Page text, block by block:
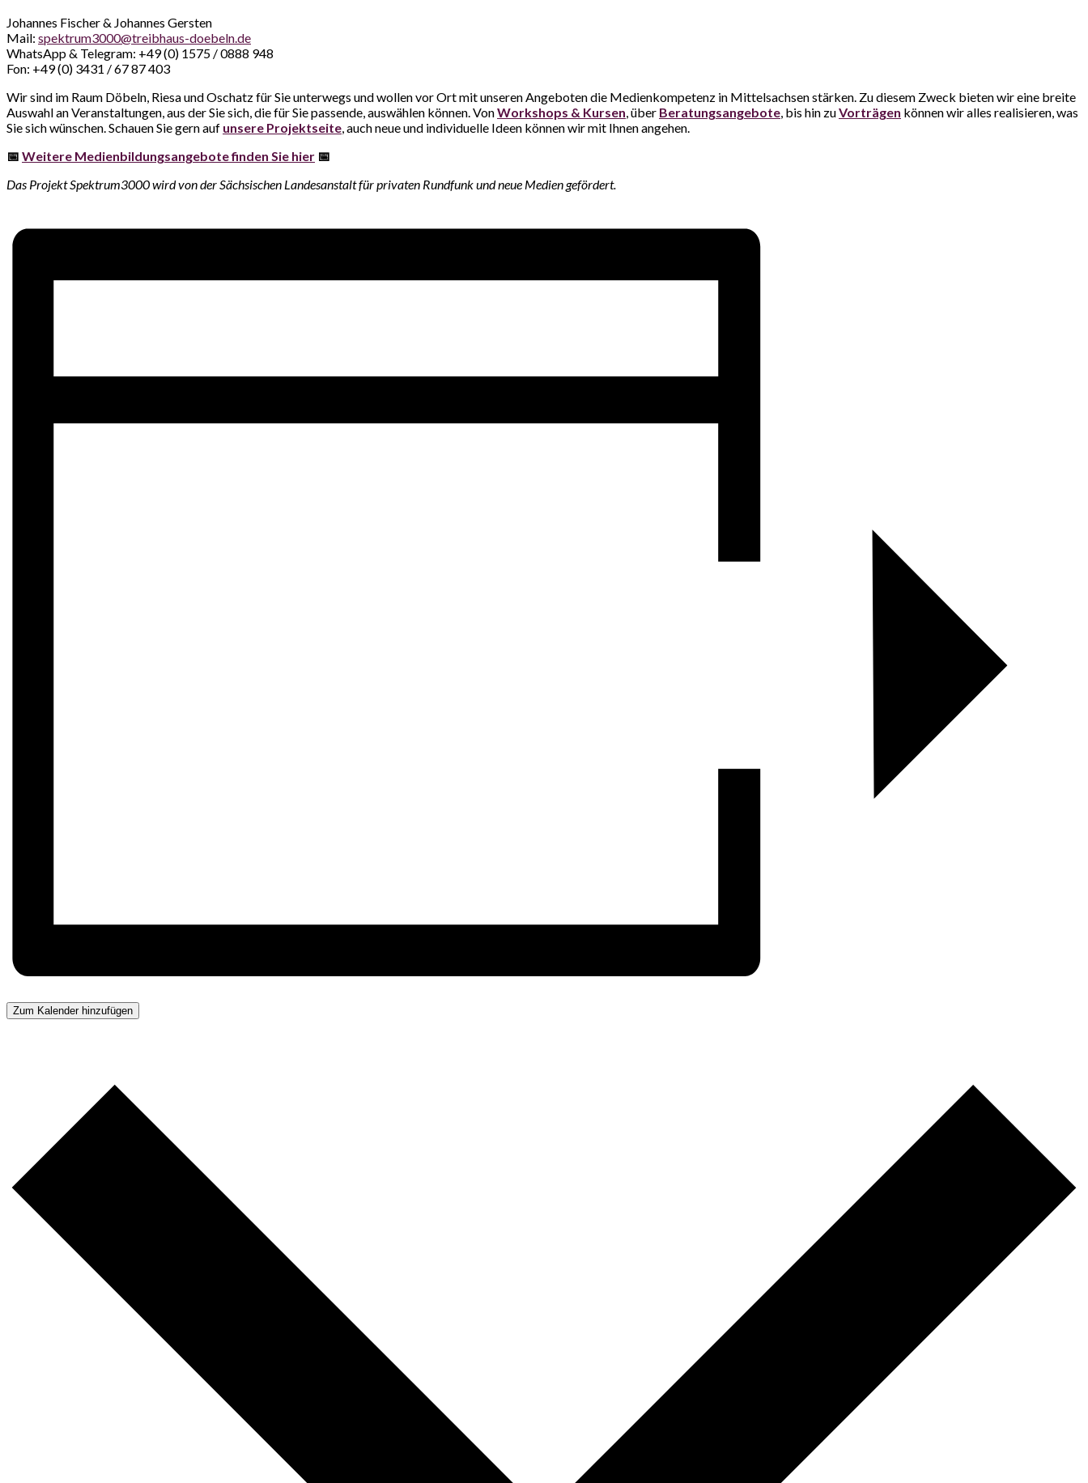
Johannes Fischer & Johannes Gersten
Mail: spektrum3000@treibhaus-doebeln.de
WhatsApp & Telegram: +49 (0) 1575 / 0888 948
Fon: +49 (0) 3431 / 67 87 403
Wir sind im Raum Döbeln, Riesa und Oschatz für Sie unterwegs und wollen vor Ort mit unseren Angeboten die Medienkompetenz in Mittelsachsen stärken. Zu diesem Zweck bieten wir eine breite
Auswahl an Veranstaltungen, aus der Sie sich, die für Sie passende, auswählen können. VonWorkshops & Kursen , über Beratungsangebote , bis hin zuVorträgen können wir alles realisieren, was
Sie sich wünschen. Schauen Sie gern auf unsere Projektseite , auch neue und individuelle Ideen können wir mit Ihnen angehen.
📅 Weitere Medienbildungsangebote finden Sie hier 📅
Das Projekt Spektrum3000 wird von der Sächsischen Landesanstalt für privaten Rundfunk und neue Medien gefördert.
Zum Kalender hinzufügen